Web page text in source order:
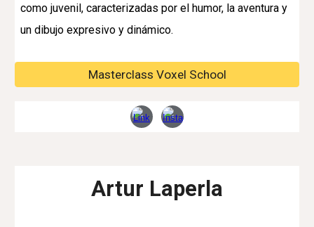
como juvenil, caracterizadas por el humor, la aventura y
un dibujo expresivo y dinámico.
Masterclass Voxel School
Artur Laperla